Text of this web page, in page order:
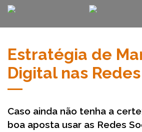
Estratégia de
Digital nas
Caso ainda não tenha a
boa aposta usar as Redes